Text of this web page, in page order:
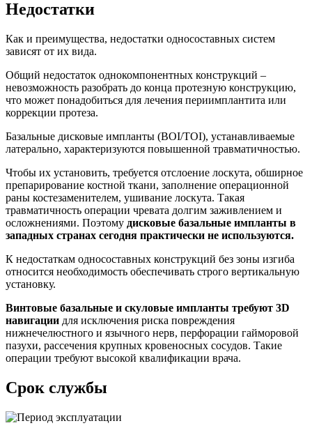
Недостатки
Как и преимущества, недостатки односоставных систем
зависят от их вида.
Общий недостаток однокомпонентных конструкций –
невозможность разобрать до конца протезную конструкцию,
что может понадобиться для лечения периимплантита или
коррекции протеза.
Базальные дисковые импланты (BOI/TOI), устанавливаемые
латерально, характеризуются повышенной травматичностью.
Чтобы их установить, требуется отслоение лоскута, обширное
препарирование костной ткани, заполнение операционной
раны костезаменителем, ушивание лоскута. Такая
травматичность операции чревата долгим заживлением и
осложнениями. Поэтому дисковые базальные импланты в
западных странах сегодня практически не используются.
К недостаткам односоставных конструкций без зоны изгиба
относится необходимость обеспечивать строго вертикальную
установку.
Винтовые базальные и скуловые импланты требуют 3D
навигации для исключения риска повреждения
нижнечелюстного и язычного нерв, перфорации гайморовой
пазухи, рассечения крупных кровеносных сосудов. Такие
операции требуют высокой квалификации врача.
Срок службы